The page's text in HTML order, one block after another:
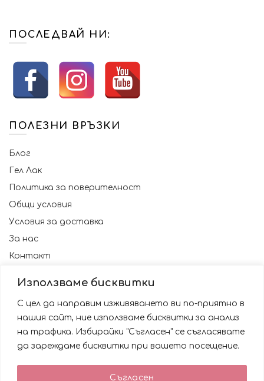
Използваме бисквитки
С цел да направим изживяването ви по-приятно в
нашия сайт, ние използваме бисквитки за анализ
на трафика. Избирайки "Съгласен" се съгласявате
да зареждаме бисквитки при вашето посещение.
Съгласен
ПОСЛЕДВАЙ НИ:
ПОЛЕЗНИ ВРЪЗКИ
Блог
Гел Лак
Политика за поверителност
Общи условия
Условия за доставка
За нас
Контакт
Използваме бисквитки за да подобрим вашата
работа със сайта. Като ползвате сайта Вие се